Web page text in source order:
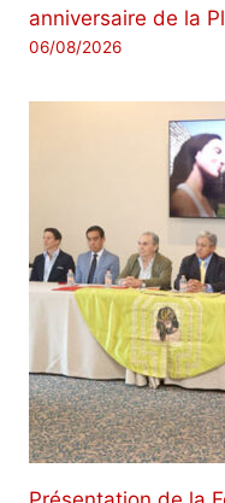
anniversaire de la
06/08/2026